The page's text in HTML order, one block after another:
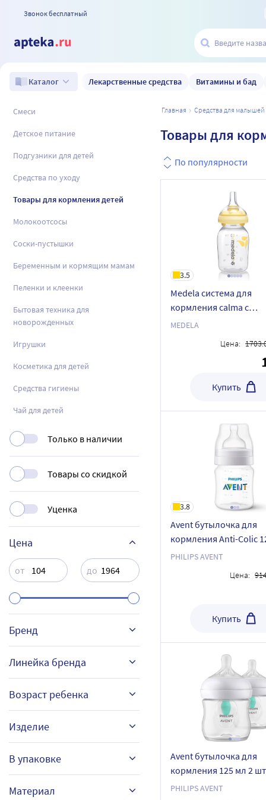
Звонок бесплатный
Каталог Лекарственные средства Витамины и бад
Смеси
Детское питание
Подгузники для детей
Средства по уходу
Товары для кормления детей
Молокоотсосы
Соски-пустышки
Беременным и кормящим мамам
Пеленки и клеенки
Бытовая техника для
новорожденных
Игрушки
Косметика для детей
Средства гигиены
Чай для детей
Только в наличии
Товары со скидкой
Уценка
Цена
от до
Бренд
БУДЬ ЗДОРОВ
КУРНОСИКИ
CHICCO
LUBBY
Линейка бренда
NATURAL RESPONSE
SOFTOUCH PERISTALTIC
PLUS
Возраст ребенка
2 мес+
Изделие
В упаковке
Материал
главная средства для малышей
Товары для
По популярности
3.5
Medela система для
кормления calma с
контейнером/
MEDELA
Цена:
Купить
3.8
Avent бутылочка для
кормления Anti-Colic
шт SCY100/01
PHILIPS AVENT
Цена:
Купить
Avent бутылочка для
кормления 125 мл 2
Natural Response
PHILIPS AVENT